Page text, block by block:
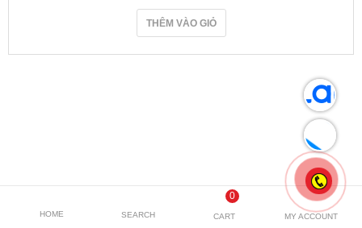
THÊM VÀO GIỎ
HOME SEARCH
0
CART MY ACCOUNT